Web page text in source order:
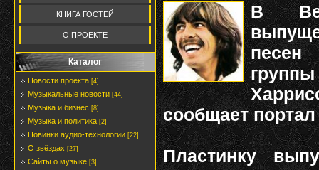
КНИГА ГОСТЕЙ
О ПРОЕКТЕ
Каталог
Новости проекта [4]
Музыкальные новости [44]
Музыка и бизнес [8]
Музыка и политика [2]
Новинки аудио-технологии [22]
О звёздах [27]
Сайты о музыке [3]
В
песен
сообщает
Пластинку